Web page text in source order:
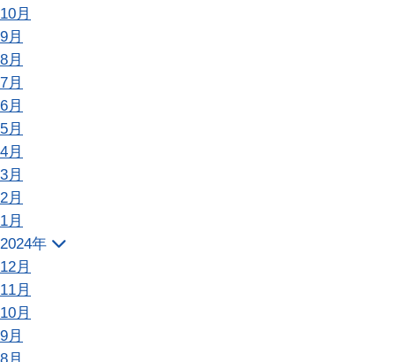
10月
9月
8月
7月
6月
5月
4月
3月
2月
1月
2024年
12月
11月
10月
9月
8月